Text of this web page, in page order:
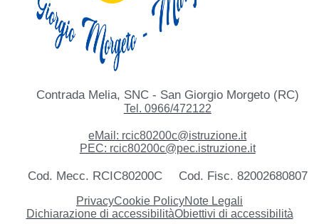
Contrada Melia, SNC - San Giorgio Morgeto (RC)
Tel. 0966/472122
eMail: rcic80200c@istruzione.it
PEC: rcic80200c@pec.istruzione.it
Cod. Mecc. RCIC80200C Cod. Fisc. 82002680807
PrivacyCookie PolicyNote Legali
Dichiarazione di accessibilitàObiettivi di accessibilità